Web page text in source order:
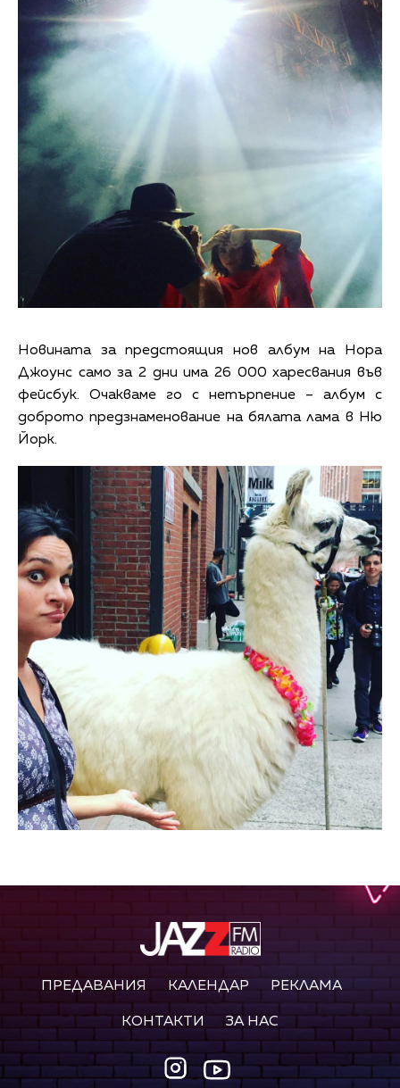
Новината за предстоящия нов албум на Нора
Джоунс само за 2 дни има 26 000 харесвания във
фейсбук. Очакваме го с нетърпение – албум с
доброто предзнаменование на бялата лама в Ню
Йорк.
ПРЕДАВАНИЯ КАЛЕНДАР РЕКЛАМА
КОНТАКТИ ЗА НАС